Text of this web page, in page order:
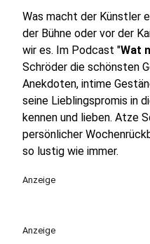
Was macht der Künstler
der Bühne oder vor der
wir es. Im Podcast "Wat
Schröder die schönsten
Anekdoten, intime
seine Lieblingspromis in
kennen und lieben. Atze
persönlicher
so lustig wie immer.
Anzeige
Anzeige